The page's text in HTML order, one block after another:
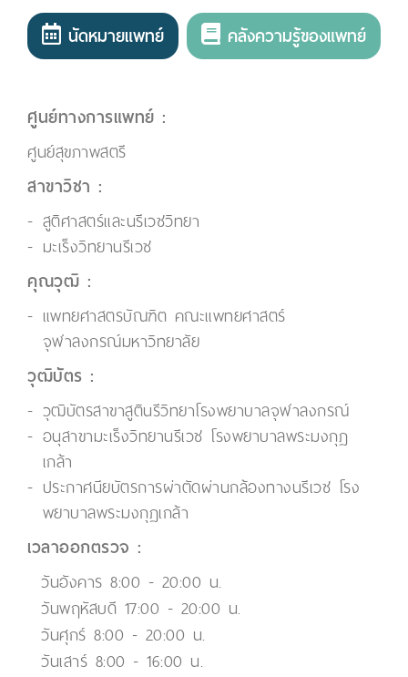
นัดหมายแพทย์ คลังความรู้ของแพทย์
ศูนย์ทางการแพทย์ :
ศูนย์สุขภาพสตรี
สาขาวิชา :
สูติศาสตร์และนรีเวชวิทยา
มะเร็งวิทยานรีเวช
คุณวุฒิ :
แพทยศาสตรบัณฑิต คณะแพทยศาสตร์
จุฬาลงกรณ์มหาวิทยาลัย
วุฒิบัตร :
วุฒิบัตรสาขาสูตินรีวิทยาโรงพยาบาลจุฬาลงกรณ์
อนุสาขามะเร็งวิทยานรีเวช โรงพยาบาลพระมงกุฏ
เกล้า
ประกาศนียบัตรการผ่าตัดผ่านกล้องทางนรีเวช โรง
พยาบาลพระมงกุฏเกล้า
เวลาออกตรวจ :
วันอังคาร 8:00 - 20:00 น.
วันพฤหัสบดี 17:00 - 20:00 น.
วันศุกร์ 8:00 - 20:00 น.
วันเสาร์ 8:00 - 16:00 น.